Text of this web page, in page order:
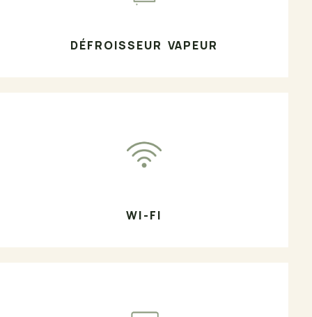
DÉFROISSEUR VAPEUR
WI-FI